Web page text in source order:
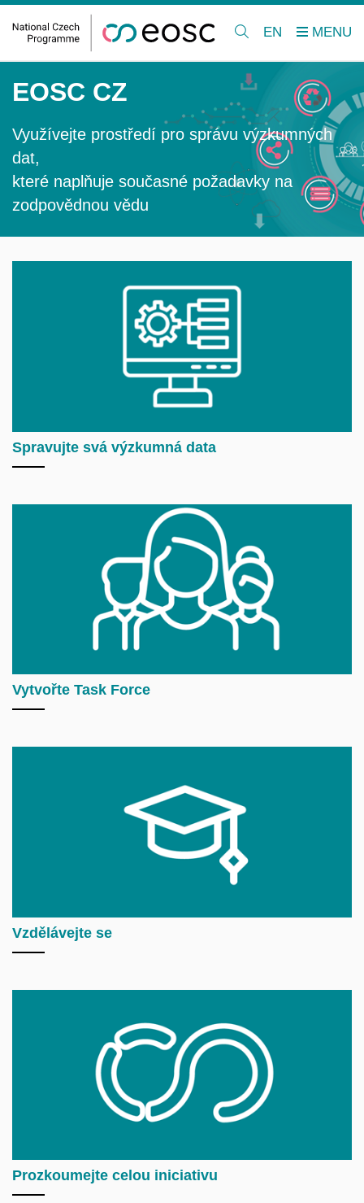
EN
EOSC CZ
Využívejte prostředí pro správu výzkumných
dat,
které naplňuje současné požadavky na
zodpovědnou vědu
Spravujte svá výzkumná data
Vytvořte Task Force
Vzdělávejte se
Prozkoumejte celou iniciativu